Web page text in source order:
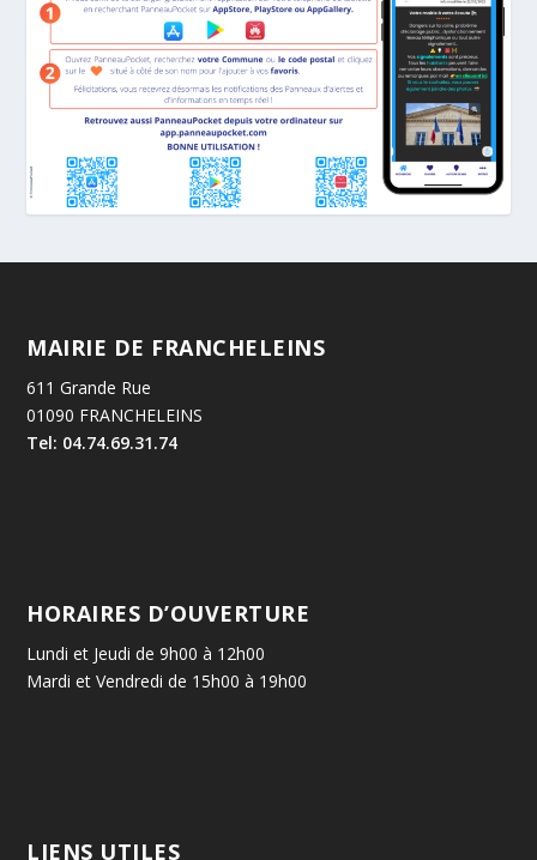
MAIRIE DE FRANCHELEINS
611 Grande Rue
01090 FRANCHELEINS
Tel: 04.74.69.31.74
HORAIRES D’OUVERTURE
Lundi et Jeudi de 9h00 à 12h00
Mardi et Vendredi de 15h00 à 19h00
LIENS UTILES